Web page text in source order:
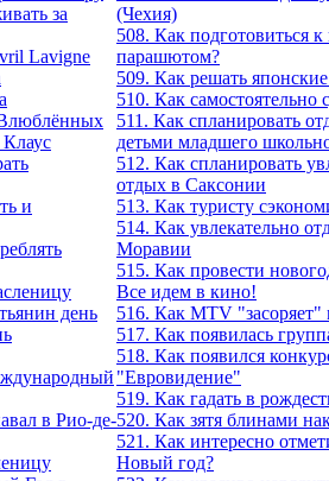
за
Lavigne
и
день
в Рио-де-
(Чехия)
508. Как подготовиться
парашютом?
509. Как решать
510. Как самостоятельно
511. Как спланировать
детьми младшего
512. Как спланировать
отдых в Саксонии
513. Как туристу
514. Как увлекательно
Моравии
515. Как провести
Все идем в кино!
516. Как MTV "засоряет"
517. Как появилась
518. Как появился
"Евровидение"
519. Как гадать в
520. Как зятя блинами
521. Как интересно
Новый год?